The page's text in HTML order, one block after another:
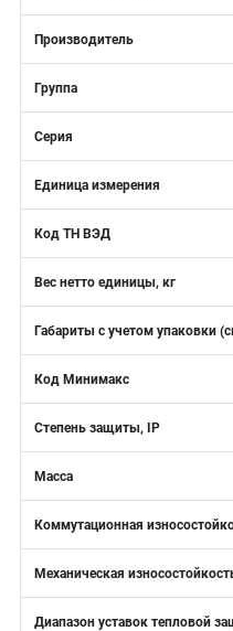
Производитель
Группа
Серия
Единица измерения
Код ТН ВЭД
Вес нетто единицы, кг
Габариты с учетом упаковки
Код Минимакс
Степень защиты, IP
Масса
Коммутационная
Механическая
Диапазон уставок тепловой